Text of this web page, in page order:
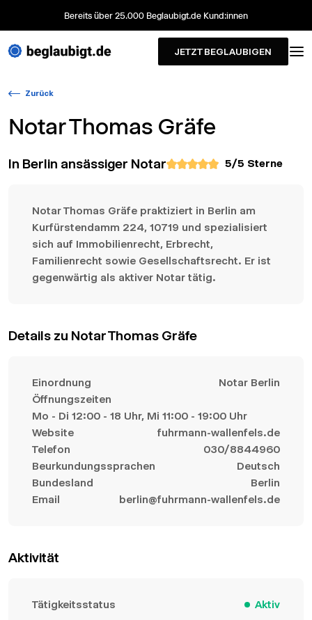
Bereits über 25.000 Beglaubigt.de Kund:innen
JETZT BEGLAUBIGEN
Zurück
NotarThomas Gräfe
In Berlin ansässiger Notar 5/5 Sterne
Notar Thomas Gräfe praktiziert in Berlin am
Kurfürstendamm 224, 10719 und spezialisiert
sich auf Immobilienrecht, Erbrecht,
Familienrecht sowie Gesellschaftsrecht. Er ist
gegenwärtig als aktiver Notar tätig.
Details zu Notar Thomas Gräfe
Einordnung
Notar Berlin
Öffnungszeiten
Mo - Di 12:00 - 18 Uhr, Mi 11:00 - 19:00 Uhr
Website
fuhrmann-wallenfels.de
Telefon
030/8844960
Beurkundungssprachen
Deutsch
Bundesland
Berlin
Email
berlin@fuhrmann-wallenfels.de
Aktivität
Tätigkeitsstatus Aktiv